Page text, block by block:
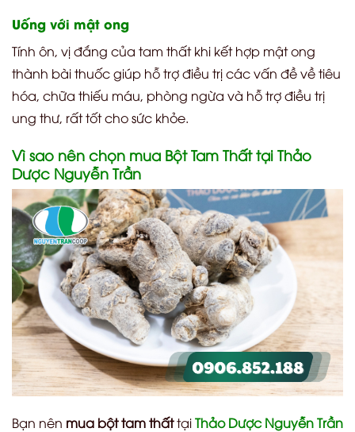
Uống với mật ong
Tính ôn, vị đắng của tam thất khi kết hợp mật ong
thành bài thuốc giúp hỗ trợ điều trị các vấn đề về tiêu
hóa, chữa thiếu máu, phòng ngừa và hỗ trợ điều trị
ung thư, rất tốt cho sức khỏe.
Vì sao nên chọn mua Bột Tam Thất tại Thảo
Dược Nguyễn Trần
Bạn nên mua bột tam thấttạiThảo Dược Nguyễn Trần